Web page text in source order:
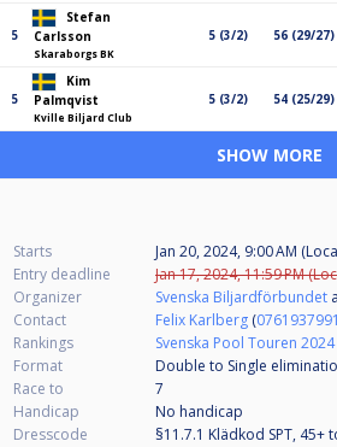
5
Stefan
Carlsson
Skaraborgs BK
5 (3/2) 56 (29/27)
5
Kim
Palmqvist
Kville Biljard Club
5 (3/2) 54 (25/29)
SHOW MORE
Starts
Jan 20, 2024, 9:00 AM
Entry deadline
Jan 17, 2024, 11:59 PM
Organizer
Svenska Biljardförbundet
Contact
Felix Karlberg (0761937991
Rankings
Svenska Pool Touren 2024
Format
Double to Single
Race to
7
Handicap
No handicap
Dresscode
§11.7.1 Klädkod SPT, 45+